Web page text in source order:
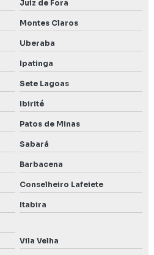
flora
licenciamento ambiental
e resgate de fauna
Betim
consultoria
Juiz de Fora
Montes Claros
Uberaba
Ipatinga
Sete Lagoas
Ibirité
Patos de Minas
Sabará
Barbacena
Conselheiro Lafeiete
Itabira
Vila Velha